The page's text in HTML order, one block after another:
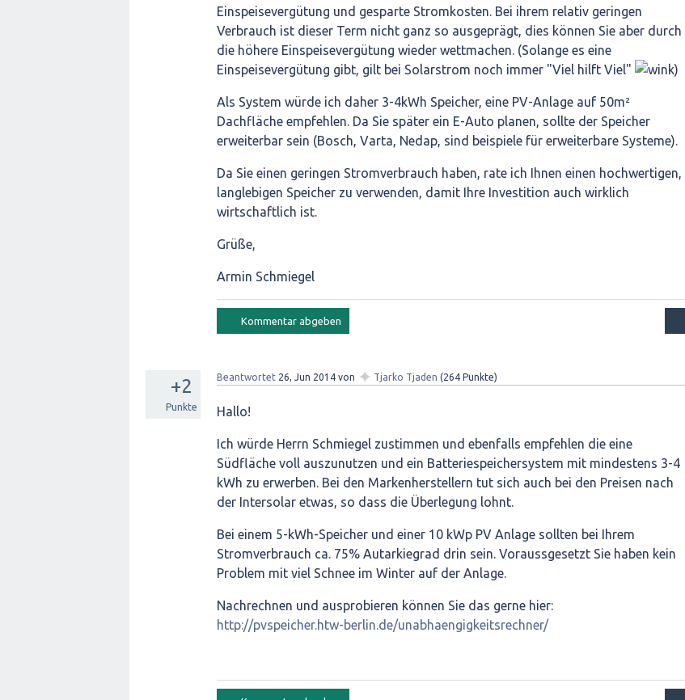
Einspeisevergütung und gesparte Stromkosten. Bei ihrem relativ geringen
Verbrauch ist dieser Term nicht ganz so ausgeprägt, dies können Sie aber durch
die höhere Einspeisevergütung wieder wettmachen. (Solange es eine
Einspeisevergütung gibt, gilt bei Solarstrom noch immer "Viel hilft Viel"
)
Als System würde ich daher 3-4kWh Speicher, eine PV-Anlage auf 50m²
Dachfläche empfehlen. Da Sie später ein E-Auto planen, sollte der Speicher
erweiterbar sein (Bosch, Varta, Nedap, sind beispiele für erweiterbare Systeme).
Da Sie einen geringen Stromverbrauch haben, rate ich Ihnen einen hochwertigen,
langlebigen Speicher zu verwenden, damit Ihre Investition auch wirklich
wirtschaftlich ist.
Grüße,
Armin Schmiegel
+2
Punkte
Beantwortet 26, Jun 2014 von ✦ Tjarko Tjaden (264 Punkte)
Hallo!
Ich würde Herrn Schmiegel zustimmen und ebenfalls empfehlen die eine
Südfläche voll auszunutzen und ein Batteriespeichersystem mit mindestens 3-4
kWh zu erwerben. Bei den Markenherstellern tut sich auch bei den Preisen nach
der Intersolar etwas, so dass die Überlegung lohnt.
Bei einem 5-kWh-Speicher und einer 10 kWp PV Anlage sollten bei Ihrem
Stromverbrauch ca. 75% Autarkiegrad drin sein. Voraussgesetzt Sie haben kein
Problem mit viel Schnee im Winter auf der Anlage.
Nachrechnen und ausprobieren können Sie das gerne hier:
http://pvspeicher.htw-berlin.de/unabhaengigkeitsrechner/